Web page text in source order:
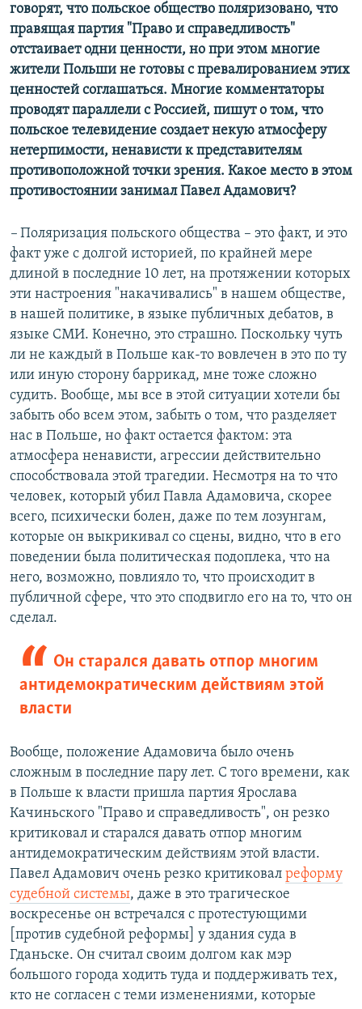
говорят, что польское общество поляризовано, что
правящая партия "Право и справедливость"
отстаивает одни ценности, но при этом многие
жители Польши не готовы с превалированием этих
ценностей соглашаться. Многие комментаторы
проводят параллели с Россией, пишут о том, что
польское телевидение создает некую атмосферу
нетерпимости, ненависти к представителям
противоположной точки зрения. Какое место в этом
противостоянии занимал Павел Адамович?
– Поляризация польского общества – это факт, и это
факт уже с долгой историей, по крайней мере
длиной в последние 10 лет, на протяжении которых
эти настроения "накачивались" в нашем обществе,
в нашей политике, в языке публичных дебатов, в
языке СМИ. Конечно, это страшно. Поскольку чуть
ли не каждый в Польше как-то вовлечен в это по ту
или иную сторону баррикад, мне тоже сложно
судить. Вообще, мы все в этой ситуации хотели бы
забыть обо всем этом, забыть о том, что разделяет
нас в Польше, но факт остается фактом: эта
атмосфера ненависти, агрессии действительно
способствовала этой трагедии. Несмотря на то что
человек, который убил Павла Адамовича, скорее
всего, психически болен, даже по тем лозунгам,
которые он выкрикивал со сцены, видно, что в его
поведении была политическая подоплека, что на
него, возможно, повлияло то, что происходит в
публичной сфере, что это сподвигло его на то, что он
сделал.
Он старался давать отпор многим
антидемократическим действиям этой
власти
Вообще, положение Адамовича было очень
сложным в последние пару лет. С того времени, как
в Польше к власти пришла партия Ярослава
Качиньского "Право и справедливость", он резко
критиковал и старался давать отпор многим
антидемократическим действиям этой власти.
Павел Адамович очень резко критиковал реформу
судебной системы, даже в это трагическое
воскресенье он встречался с протестующими
[против судебной реформы] у здания суда в
Гданьске. Он считал своим долгом как мэр
большого города ходить туда и поддерживать тех,
кто не согласен с теми изменениями, которые